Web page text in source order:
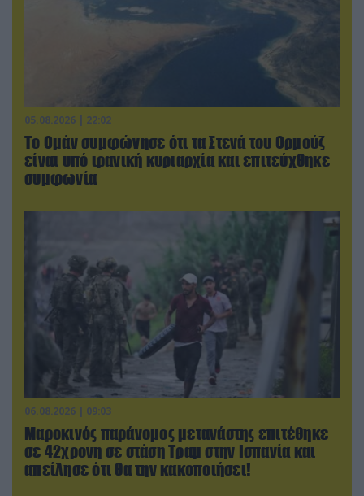
05.08.2026 | 22:02
Το Ομάν συμφώνησε ότι τα Στενά του Ορμούζ
είναι υπό ιρανική κυριαρχία και επιτεύχθηκε
συμφωνία
06.08.2026 | 09:03
Μαροκινός παράνομος μετανάστης επιτέθηκε
σε 42χρονη σε στάση Τραμ στην Ισπανία και
απείλησε ότι θα την κακοποιήσει!